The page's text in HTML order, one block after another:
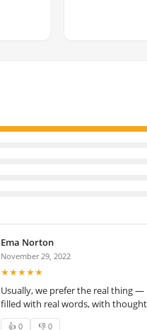
Ema Norton
November 29, 2022
★★★★★
Usually, we prefer the real thing
filled with real words, with
👍 0 👎 0